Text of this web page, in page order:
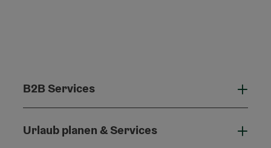
B2B Services
Urlaub planen & Services